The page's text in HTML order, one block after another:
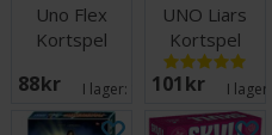
20+
Uno Flex
Kortspel
88 SEK I lager:
UNO Liars
Kortspel
101 SEK I